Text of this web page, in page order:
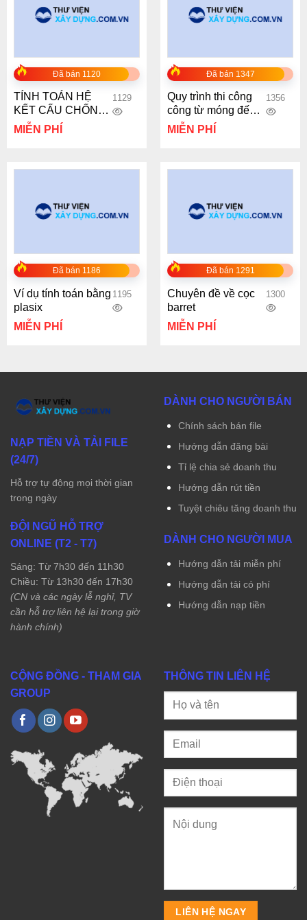
Đã bán 1120
TÍNH TOÁN HỆ
KẾT CẤU CHỐNG
ĐỠ TƯỜNG VÂY
1129
MIỄN PHÍ
Đã bán 1347
Quy trình thi công
công từ móng đến
hoàn thiện
1356
MIỄN PHÍ
Đã bán 1186
Ví dụ tính toán bằng
plasix
1195
MIỄN PHÍ
Đã bán 1291
Chuyên đề về cọc
barret
1300
MIỄN PHÍ
NẠP TIỀN VÀ TẢI FILE
(24/7)
Hỗ trợ tự động mọi thời gian
trong ngày
ĐỘI NGŨ HỖ TRỢ
ONLINE (T2 - T7)
Sáng: Từ 7h30 đến 11h30
Chiều: Từ 13h30 đến 17h30
(CN và các ngày lễ nghỉ, TV
cần hỗ trợ liên hệ lại trong giờ
hành chính)
DÀNH CHO NGƯỜI BÁN
Chính sách bán file
Hướng dẫn đăng bài
Tỉ lệ chia sẻ doanh thu
Hướng dẫn rút tiền
Tuyệt chiêu tăng doanh thu
DÀNH CHO NGƯỜI MUA
Hướng dẫn tải miễn phí
Hướng dẫn tải có phí
Hướng dẫn nạp tiền
CỘNG ĐỒNG - THAM GIA
GROUP
THÔNG TIN LIÊN HỆ